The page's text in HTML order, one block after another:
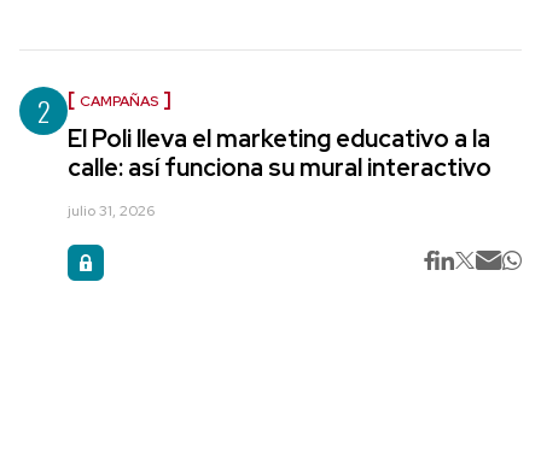
2 CAMPAÑAS
El Poli lleva el marketing educativo a la
calle: así funciona su mural interactivo
julio 31, 2026